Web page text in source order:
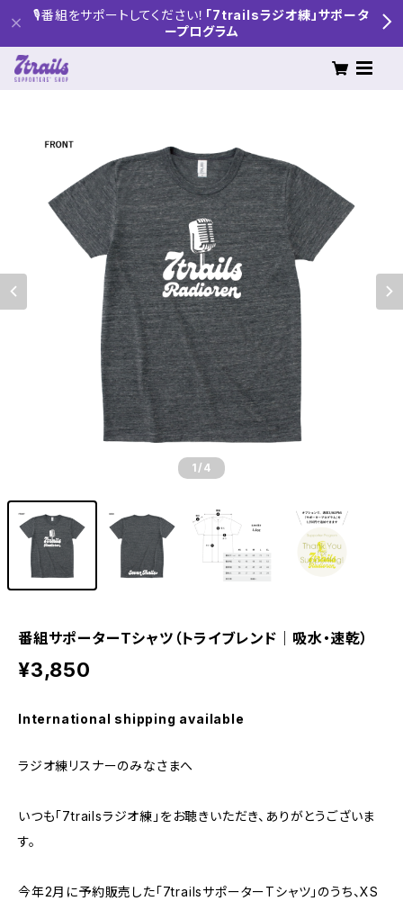
🎙番組をサポートしてください！ 「7trailsラジオ練」サポータ
ープログラム
1 /4
番組サポーターTシャツ（トライブレンド｜吸水・速乾）
¥3,850
International shipping available
ラジオ練リスナーのみなさまへ
いつも「7trailsラジオ練」をお聴きいただき、ありがとうございま
す。
今年2月に予約販売した「7trailsサポーターTシャツ」のうち、XS